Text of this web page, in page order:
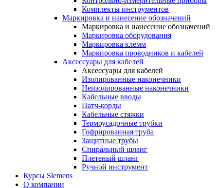
Комплекты инструментов
Маркировка и нанесение обозначений
Маркировка и нанесение обозначений
Маркировка оборудования
Маркировка клемм
Маркировка проводников и кабелей
Аксессуары для кабелей
Аксессуары для кабелей
Изолированные наконечники
Неизолированные наконечники
Кабельные вводы
Патч-корды
Кабельные стяжки
Термоусадочные трубки
Гофрированная труба
Защитные трубы
Спиральный шланг
Плетеный шланг
Ручной инструмент
Курсы Siemens
О компании